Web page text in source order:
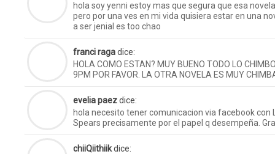
hola soy yenni estoy mas que segura que esa
pero por una ves en mi vida quisiera estar en una
a ser jenial es too chao
franci ragadice:
HOLA COMO ESTAN? MUY BUENO TODO LO
9PM POR FAVOR. LA OTRA NOVELA ES MUY
evelia paezdice:
hola necesito tener comunicacion via facebook con
Spears precisamente por el papel q desempeña.
chiiQiithiikdice: